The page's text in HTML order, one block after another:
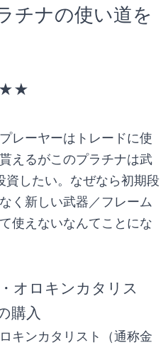
チナの使い道を
レーヤーはトレードに使
えるがこのプラチナは武
したい。なぜなら初期段
く新しい武器／フレーム
使えないなんてことにな
オロキンカタリス
購入
キンカタリスト（通称金